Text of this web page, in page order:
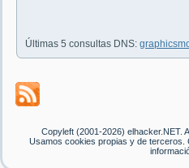
Últimas 5 consultas DNS:
Copyleft (2001-2026) elhacker.NET.
Usamos cookies propias y de terceros.